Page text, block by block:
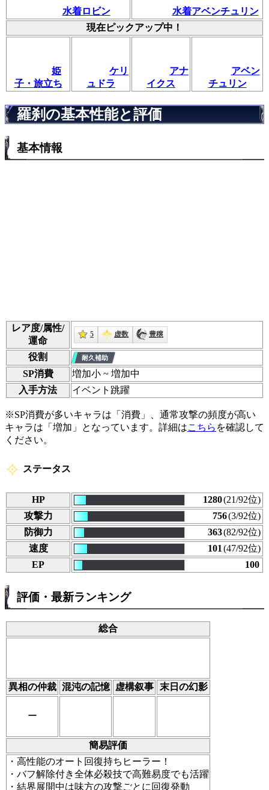
水着ロビン
水着アベンチュリン
現在ピックアップ中！
姫
子・旅立ち
ケリ
ュドラ
アナ
イクス
アベン
チュリン
羅刹の基本性能と評価
基本情報
レア度/属性/
運命
5 虚数 豊穣
役割
SP消費
増加小 ~ 増加中
入手方法
イベント跳躍
※SP消費が多いキャラは「消費」、通常攻撃の頻度が高い
キャラは「増加」となっています。詳細はこちら を確認して
ください。
ステータス
HP 1280(21/92位)
攻撃力
756(3/92位)
防御力
363(82/92位)
速度
101 (47/92位)
EP
100
評価・最新ランキング
総合
異相の仲裁 混沌の記憶 虚構叙事 末日の幻影
ー
簡易評価
・高性能のオート回復持ちヒーラー！
・バフ解除付き全体必殺技で高難易度でも活躍
・結界展開中は味方の攻撃ごとに回復発動